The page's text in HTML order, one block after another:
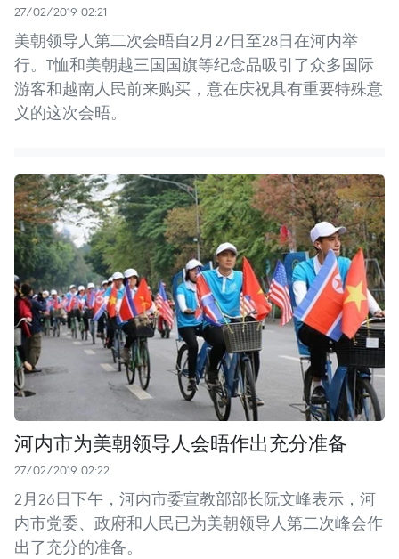
27/02/2019 02:21
美朝领导人第二次会晤自2月27日至28日在河内举
行。T恤和美朝越三国国旗等纪念品吸引了众多国际
游客和越南人民前来购买，意在庆祝具有重要特殊意
义的这次会晤。
河内市为美朝领导人会晤作出充分准备
27/02/2019 02:22
2月26日下午，河内市委宣教部部长阮文峰表示，河
内市党委、政府和人民已为美朝领导人第二次峰会作
出了充分的准备。